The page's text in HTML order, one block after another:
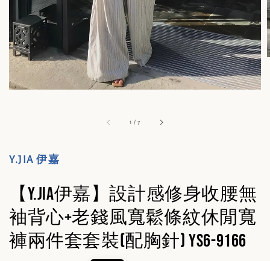
1 /7
Y.JIA 伊嘉
【Y.JIA伊嘉】設計感修身收腰無
袖背心+老錢風寬鬆條紋休閒寬
褲兩件套套裝(配胸針) YS6-9166